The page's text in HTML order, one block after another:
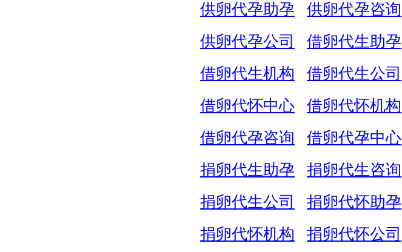
供卵代孕助孕
供卵代孕咨询
供卵代孕公司
借卵代生助孕
借卵代生机构
借卵代生公司
借卵代怀中心
借卵代怀机构
借卵代孕咨询
借卵代孕中心
捐卵代生助孕
捐卵代生咨询
捐卵代生公司
捐卵代怀助孕
捐卵代怀机构
捐卵代怀公司